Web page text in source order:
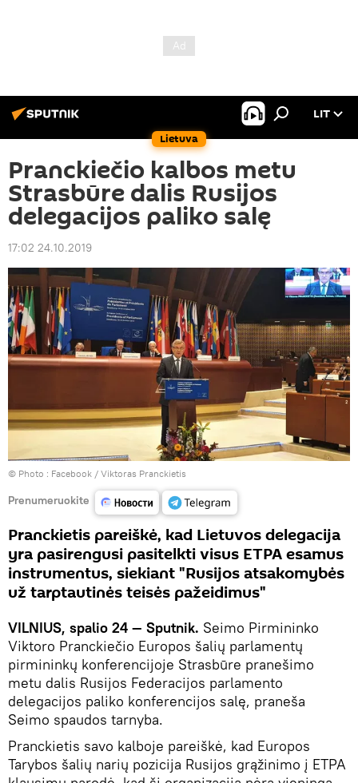
Lietuva
LIT
Pranckiečio kalbos metu
Strasbūre dalis Rusijos
delegacijos paliko salę
17:02 24.10.2019
© Photo : Facebook / Viktoras Pranckietis
Prenumeruokite
Pranckietis pareiškė, kad Lietuvos delegacija
yra pasirengusi pasitelkti visus ETPA esamus
instrumentus, siekiant "Rusijos atsakomybės
už tarptautinės teisės pažeidimus"
VILNIUS, spalio 24 — Sputnik. Seimo Pirmininko
Viktoro Pranckiečio Europos šalių parlamentų
pirmininkų konferencijoje Strasbūre pranešimo
metu dalis Rusijos Federacijos parlamento
delegacijos paliko konferencijos salę, praneša
Seimo spaudos tarnyba.
Pranckietis savo kalboje pareiškė, kad Europos
Tarybos šalių narių pozicija Rusijos grąžinimo į ETPA